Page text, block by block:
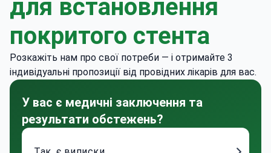
для встановлення
покритого стента
Розкажіть нам про свої потреби — і отримайте 3
індивідуальні пропозиції від провідних лікарів для вас.
У вас є медичні заключення та
результати обстежень?